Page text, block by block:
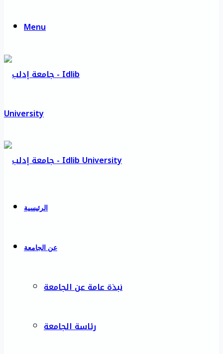
Menu
الرئيسية
عن الجامعة
نبذة عامة عن الجامعة
رئاسة الجامعة